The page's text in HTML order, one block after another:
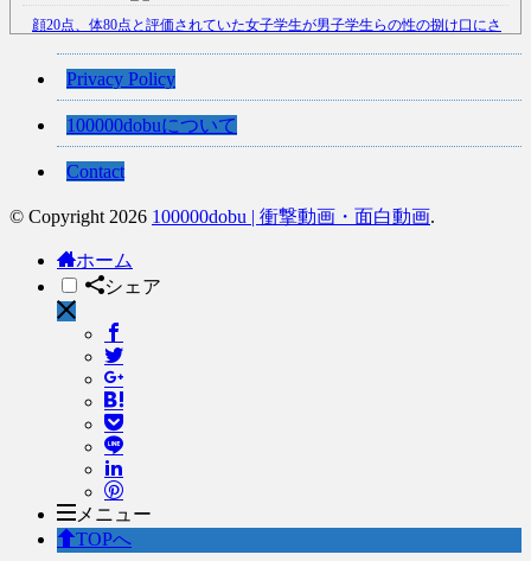
顔20点、体80点と評価されていた女子学生が男子学生らの性の捌け口にさ
【中国】処理水の問題化狙うも不発？ASEAN関連会合で賛同広がらず
【韓国】54.1％「IAEA報告書を信用しない」
Powered by livedoor 相互RSS
Privacy Policy
100000dobuについて
Contact
© Copyright 2026 100000dobu | 衝撃動画・面白動画.
ホーム
シェア
メニュー
TOPへ